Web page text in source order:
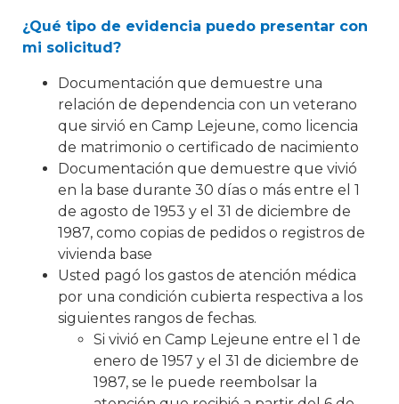
¿Qué tipo de evidencia puedo presentar con
mi solicitud?
Documentación que demuestre una
relación de dependencia con un veterano
que sirvió en Camp Lejeune, como licencia
de matrimonio o certificado de nacimiento
Documentación que demuestre que vivió
en la base durante 30 días o más entre el 1
de agosto de 1953 y el 31 de diciembre de
1987, como copias de pedidos o registros de
vivienda base
Usted pagó los gastos de atención médica
por una condición cubierta respectiva a los
siguientes rangos de fechas.
Si vivió en Camp Lejeune entre el 1 de
enero de 1957 y el 31 de diciembre de
1987, se le puede reembolsar la